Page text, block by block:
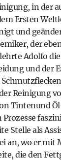
in der
Ersten
und
der
Adolfo
und der
Reinigung
Tintenund
Prozesse
Stelle als
an, wo er mit
die den